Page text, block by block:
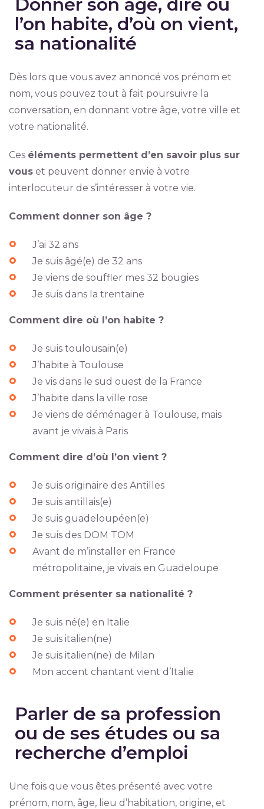
Donner son âge, dire où
l’on habite, d’où on vient,
sa nationalité
Dès lors que vous avez annoncé vos prénom et
nom, vous pouvez tout à fait poursuivre la
conversation, en donnant votre âge, votre ville et
votre nationalité.
Ces éléments permettent d’en savoir plus sur
vouset peuvent donner envie à votre
interlocuteur de s’intéresser à votre vie.
Comment donner son âge ?
J’ai 32 ans
Je suis âgé(e) de 32 ans
Je viens de souffler mes 32 bougies
Je suis dans la trentaine
Comment dire où l’on habite ?
Je suis toulousain(e)
J’habite à Toulouse
Je vis dans le sud ouest de la France
J’habite dans la ville rose
Je viens de déménager à Toulouse, mais
avant je vivais à Paris
Comment dire d’où l’on vient ?
Je suis originaire des Antilles
Je suis antillais(e)
Je suis guadeloupéen(e)
Je suis des DOM TOM
Avant de m’installer en France
métropolitaine, je vivais en Guadeloupe
Comment présenter sa nationalité ?
Je suis né(e) en Italie
Je suis italien(ne)
Je suis italien(ne) de Milan
Mon accent chantant vient d’Italie
Parler de sa profession
ou de ses études ou sa
recherche d’emploi
Une fois que vous êtes présenté avec votre
prénom, nom, âge, lieu d’habitation, origine, et